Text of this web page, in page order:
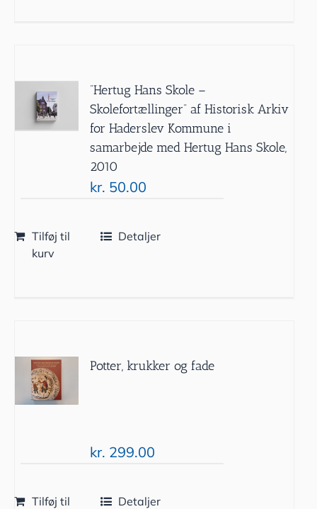
”Hertug Hans Skole –
Skolefortællinger” af Historisk Arkiv
for Haderslev Kommune i
samarbejde med Hertug Hans Skole,
2010
kr. 50.00
Tilføj til
kurv
Detaljer
Potter, krukker og fade
kr. 299.00
Tilføj til
Detaljer